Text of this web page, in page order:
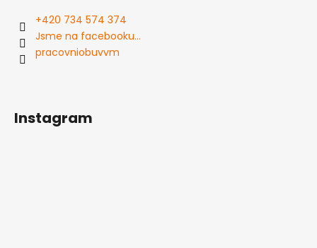
+420 734 574 374
Jsme na facebooku...
pracovniobuvvm
Instagram